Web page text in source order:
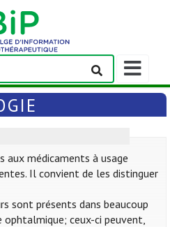
Afficher/
la
barre
navigation
aux médicaments à usage
Il convient de les distinguer
sont présents dans beaucoup
ophtalmique; ceux-ci peuvent,